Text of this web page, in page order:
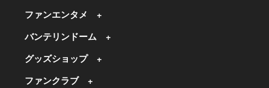
ファンエンタメ
バンテリンドーム
グッズショップ
ファンクラブ